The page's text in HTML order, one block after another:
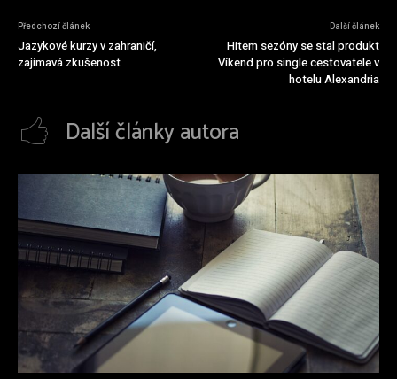
Předchozí článek
Jazykové kurzy v zahraničí,
zajímavá zkušenost
Další článek
Hitem sezóny se stal produkt
Víkend pro single cestovatele v
hotelu Alexandria
Další články autora